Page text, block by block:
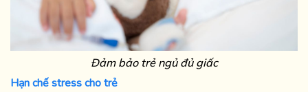
Đảm bảo trẻ ngủ đủ giấc
Hạn chế stress cho trẻ